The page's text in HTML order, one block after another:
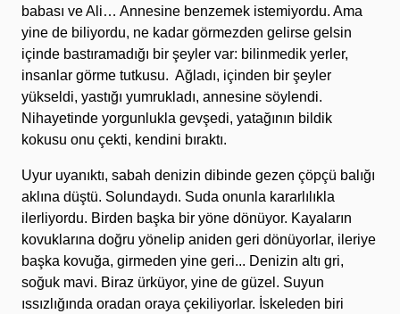
babası ve Ali… Annesine benzemek istemiyordu. Ama
yine de biliyordu, ne kadar görmezden gelirse gelsin
içinde bastıramadığı bir şeyler var: bilinmedik yerler,
insanlar görme tutkusu. Ağladı, içinden bir şeyler
yükseldi, yastığı yumrukladı, annesine söylendi.
Nihayetinde yorgunlukla gevşedi, yatağının bildik
kokusu onu çekti, kendini bıraktı.
Uyur uyanıktı, sabah denizin dibinde gezen çöpçü balığı
aklına düştü. Solundaydı. Suda onunla kararlılıkla
ilerliyordu. Birden başka bir yöne dönüyor. Kayaların
kovuklarına doğru yönelip aniden geri dönüyorlar, ileriye
başka kovuğa, girmeden yine geri... Denizin altı gri,
soğuk mavi. Biraz ürküyor, yine de güzel. Suyun
ıssızlığında oradan oraya çekiliyorlar. İskeleden biri